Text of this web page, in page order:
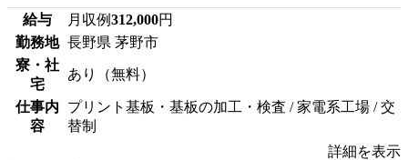
給与 月収例312,000円
勤務地 長野県 茅野市
寮・社
宅
あり（無料）
仕事内
容
プリント基板・基板の加工・検査 / 家電系工場 / 交
替制
詳細を表示